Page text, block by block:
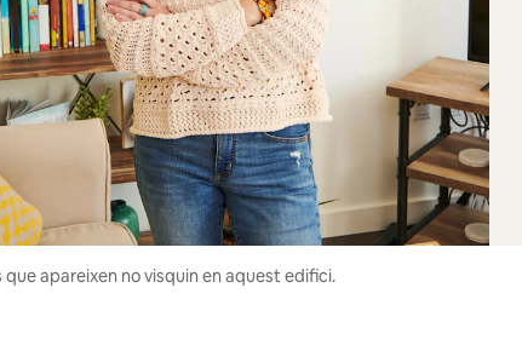
apareixen no visquin en aquest edifici.